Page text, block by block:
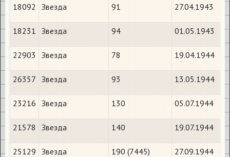
18092 Звезда 91 27.04.1943
18231 Звезда 94 01.05.1943
22903 Звезда 78 19.04.1944
26357 Звезда 93 13.05.1944
23216 Звезда 130 05.07.1944
21578 Звезда 140 19.07.1944
25129 Звезда 190 (7445) 27.09.1944